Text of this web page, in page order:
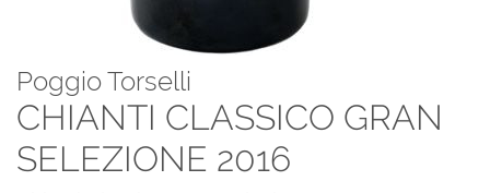
Poggio Torselli
CHIANTI CLASSICO GRAN
SELEZIONE 2016